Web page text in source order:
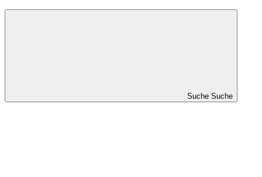
Suche Suche